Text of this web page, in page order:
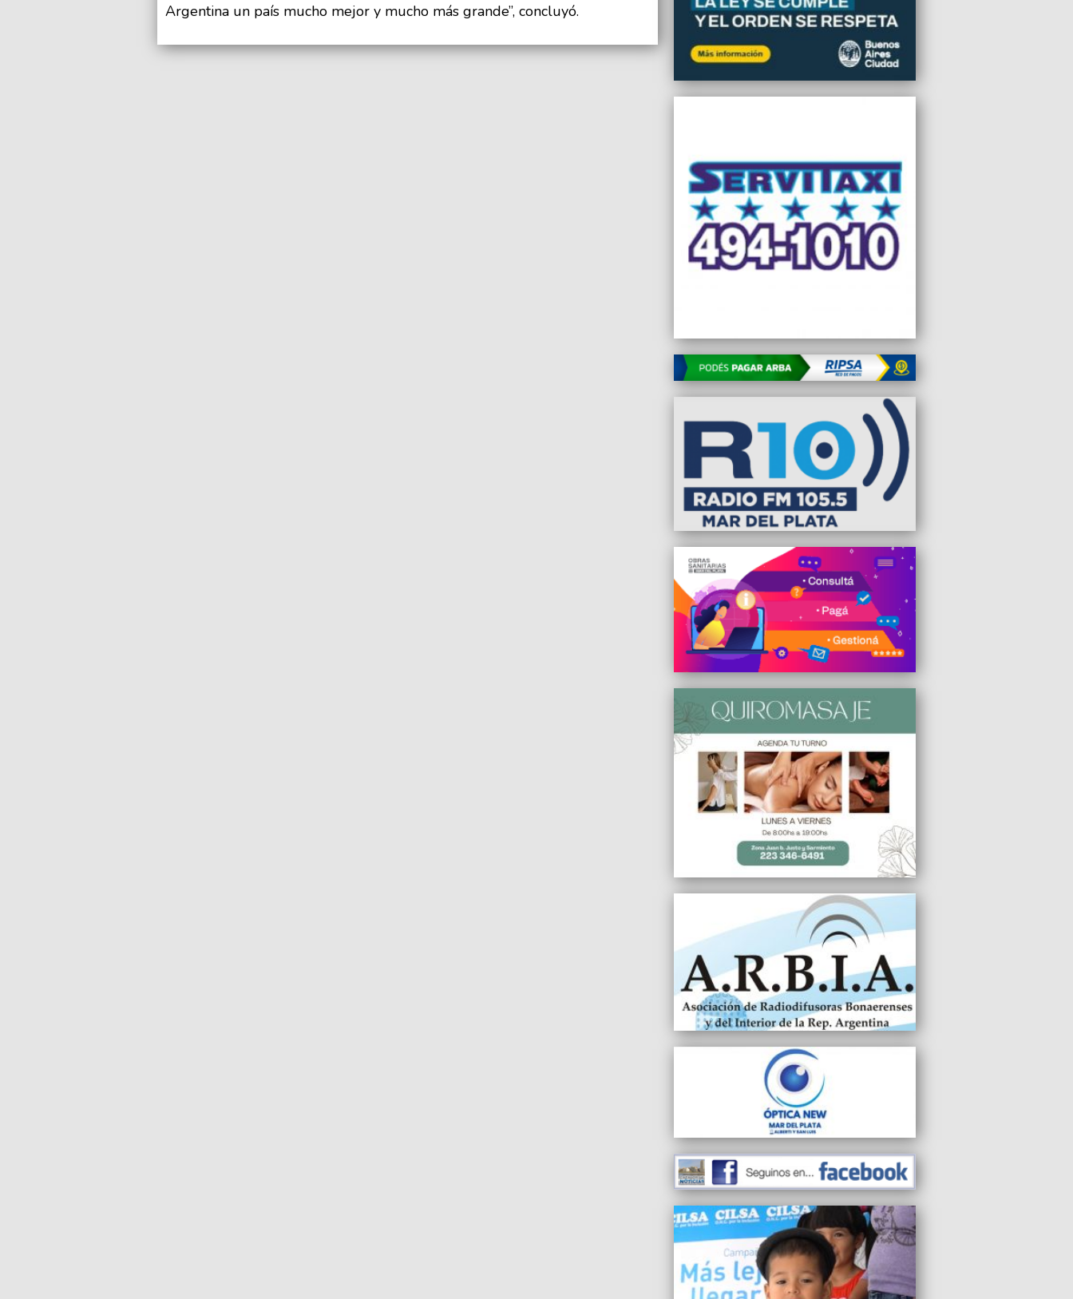
Argentina un país mucho mejor y mucho más grande”, concluyó.